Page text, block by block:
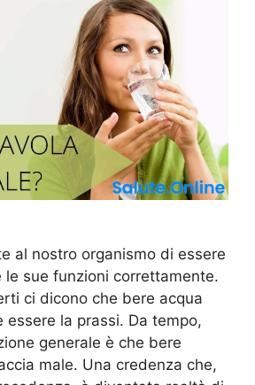
al nostro organismo di essere
le sue funzioni correttamente.
ci dicono che bere acqua
essere la prassi. Da tempo,
generale è che bere
male. Una credenza che,